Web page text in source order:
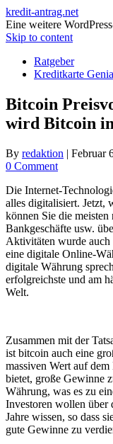
kredit-antrag.net
Eine weitere
Skip to content
Ratgeber
Kreditkarte
Bitcoin
wird Bitcoin
By redaktion | Februar
0 Comment
Die Internet-
alles digitalisiert. Jetzt,
können Sie die
Bankgeschäfte usw.
Aktivitäten wurde
eine digitale Online-
digitale Währung
erfolgreichste und am
Welt.
Zusammen mit der
ist bitcoin auch eine
massiven Wert auf
bietet, große Gewinne
Währung, was es zu
Investoren wollen über
Jahre wissen, so dass
gute Gewinne zu